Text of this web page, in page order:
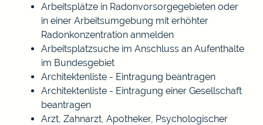
Arbeitsplätze in Radonvorsorgegebieten oder
in einer Arbeitsumgebung mit erhöhter
Radonkonzentration anmelden
Arbeitsplatzsuche im Anschluss an Aufenthalte
im Bundesgebiet
Architektenliste - Eintragung beantragen
Architektenliste - Eintragung einer Gesellschaft
beantragen
Arzt, Zahnarzt, Apotheker, Psychologischer